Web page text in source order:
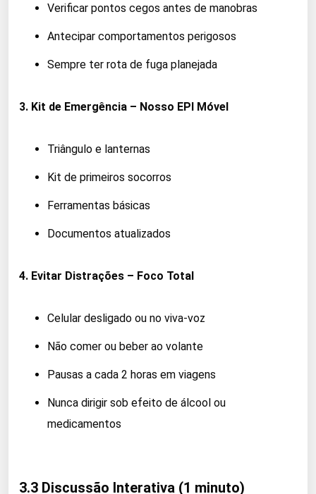
Verificar pontos cegos antes de manobras
Antecipar comportamentos perigosos
Sempre ter rota de fuga planejada
3. Kit de Emergência – Nosso EPI Móvel
Triângulo e lanternas
Kit de primeiros socorros
Ferramentas básicas
Documentos atualizados
4. Evitar Distrações – Foco Total
Celular desligado ou no viva-voz
Não comer ou beber ao volante
Pausas a cada 2 horas em viagens
Nunca dirigir sob efeito de álcool ou
medicamentos
3.3 Discussão Interativa (1 minuto)